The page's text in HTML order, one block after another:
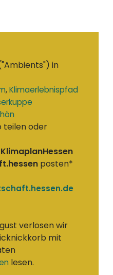
in
,Klimaerlebnispfad
teilen oder
posten*
verlosen wir
mit
lesen.